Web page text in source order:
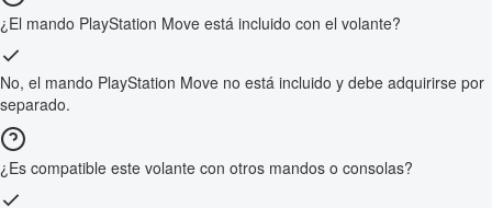
¿El mando PlayStation Move está incluido con el volante?
No, el mando PlayStation Move no está incluido y debe adquirirse por
separado.
¿Es compatible este volante con otros mandos o consolas?